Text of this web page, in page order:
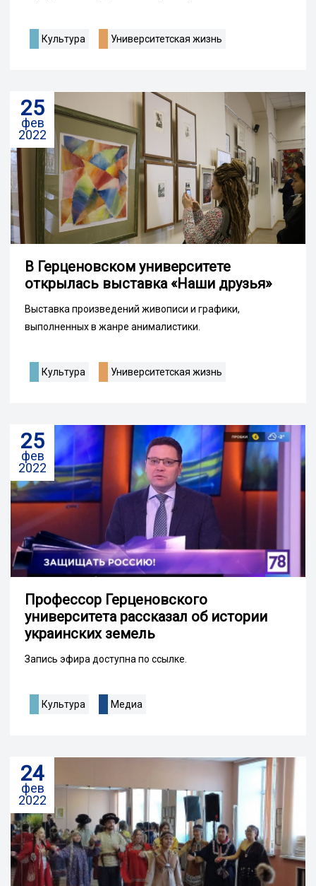
Культура Университетская жизнь
25
фев
2022
В Герценовском университете
открылась выставка «Наши друзья»
Выставка произведений живописи и графики,
выполненных в жанре анималистики.
Культура Университетская жизнь
25
фев
2022
Профессор Герценовского
университета рассказал об истории
украинских земель
Запись эфира доступна по ссылке.
Культура Медиа
24
фев
2022